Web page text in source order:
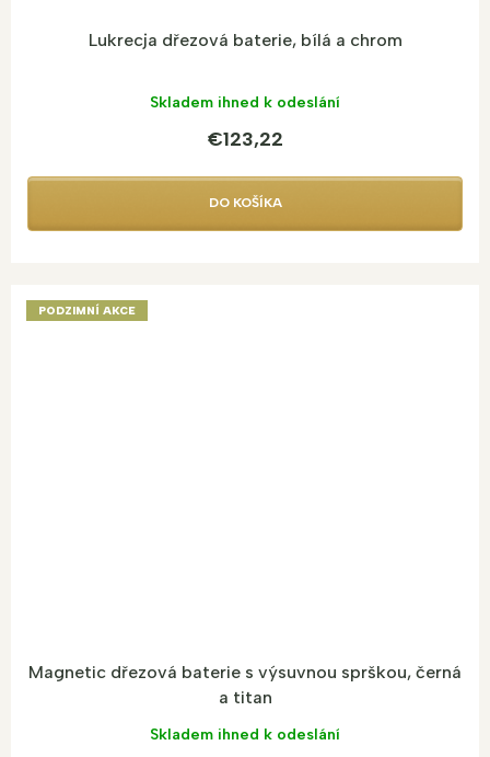
Lukrecja dřezová baterie, bílá a chrom
Skladem ihned k odeslání
€123,22
DO KOŠÍKA
PODZIMNÍ AKCE
Magnetic dřezová baterie s výsuvnou sprškou, černá
a titan
Skladem ihned k odeslání